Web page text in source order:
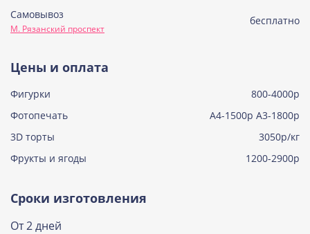
Узнать подробнее о начинке
Самовывоз
М. Рязанский проспект
бесплатно
Цены и оплата
Фигурки
800-4000р
Фотопечать
А4-1500р А3-1800р
3D торты
3050р/кг
Фрукты и ягоды
1200-2900р
Сроки изготовления
От 2 дней